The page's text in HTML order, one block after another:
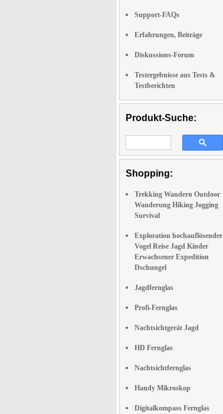
Support-FAQs
Erfahrungen, Beiträge
Diskussions-Forum
Testergebnisse aus Tests &
Testberichten
Produkt-Suche:
Shopping:
Trekking Wandern Outdoor
Wanderung Hiking Jogging
Survival
Exploration hochauflösender
Vogel Reise Jagd Kinder
Erwachsener Expedition
Dschungel
Jagdfernglas
Profi-Fernglas
Nachtsichtgerät Jagd
HD Fernglas
Nachtsichtfernglas
Handy Mikroskop
Digitalkompass Fernglas